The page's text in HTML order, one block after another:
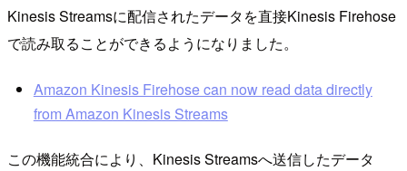
Kinesis Streamsに配信されたデータを直接Kinesis Firehose
で読み取ることができるようになりました。
Amazon Kinesis Firehose can now read data directly
from Amazon Kinesis Streams
この機能統合により、Kinesis Streamsへ送信したデータ